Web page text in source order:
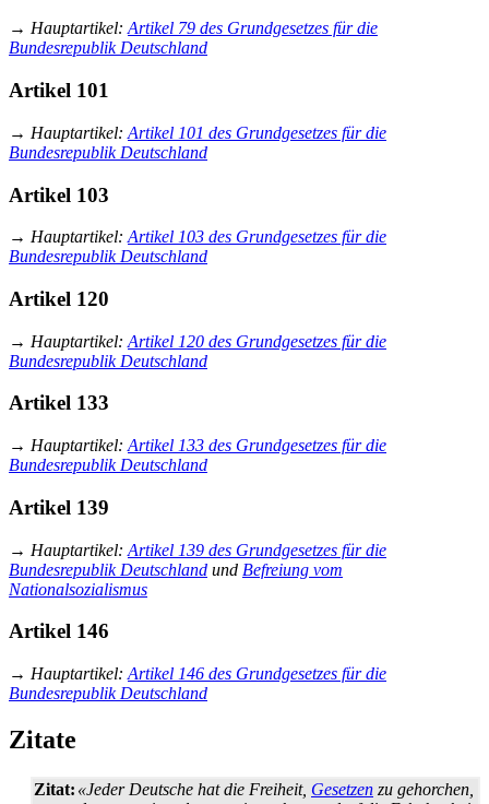
→ Hauptartikel:Artikel 79 des Grundgesetzes für die
Bundesrepublik Deutschland
Artikel 101
→ Hauptartikel: Artikel 101 des Grundgesetzes für die
Bundesrepublik Deutschland
Artikel 103
→ Hauptartikel: Artikel 103 des Grundgesetzes für die
Bundesrepublik Deutschland
Artikel 120
→ Hauptartikel: Artikel 120 des Grundgesetzes für die
Bundesrepublik Deutschland
Artikel 133
→ Hauptartikel: Artikel 133 des Grundgesetzes für die
Bundesrepublik Deutschland
Artikel 139
→ Hauptartikel: Artikel 139 des Grundgesetzes für die
Bundesrepublik Deutschland und Befreiung vom
Nationalsozialismus
Artikel 146
→ Hauptartikel: Artikel 146 des Grundgesetzes für die
Bundesrepublik Deutschland
Zitate
Zitat: «Jeder Deutsche hat die Freiheit, Gesetzen zu gehorchen,